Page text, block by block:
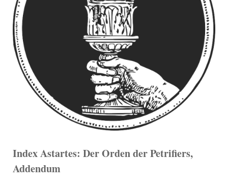
Index Astartes: Der Orden der Petrifiers,
Addendum